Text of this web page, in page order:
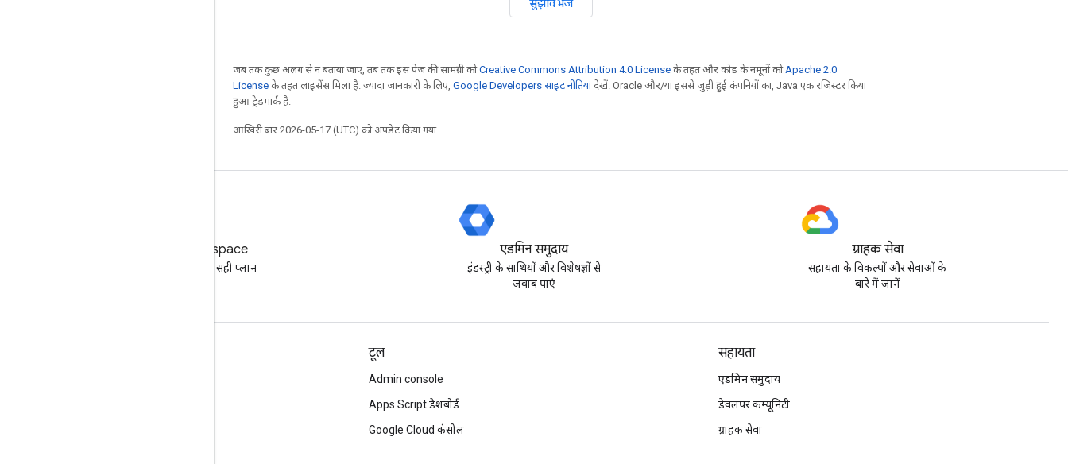
सुझाव भेजें
जब तक कुछ अलग से न बताया जाए, तब तक इस पेज की सामग्री कोCreative Commons Attribution 4.0 License के तहत और कोड के नमूनों कोApache 2.0
License के तहत लाइसेंस मिला है. ज़्यादा जानकारी के लिए, Google Developers साइट नीतियांदेखें. Oracle और/या इससे जुड़ी हुई कंपनियों का, Java एक रजिस्टर किया
हुआ ट्रेडमार्क है.
आखिरी बार 2026-05-17 (UTC) को अपडेट किया गया.
Google Workspace
अपने कारोबार के लिए सही प्लान
एडमिन समुदाय
इंडस्ट्री के साथियों और विशेषज्ञों से
जवाब पाएं
ग्राहक सेवा
सहायता के विकल्पों और सेवाओं के
बारे में जानें
टूल
Admin console
Apps Script डैशबोर्ड
Google Cloud कंसोल
सहायता
एडमिन समुदाय
डेवलपर कम्यूनिटी
ग्राहक सेवा